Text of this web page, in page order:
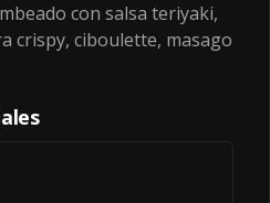
Ryge
con salsa teriyaki,
crispy, ciboulette, masago